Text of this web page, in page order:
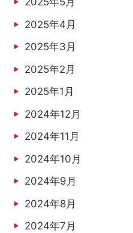
2025年4月
2025年3月
2025年2月
2025年1月
2024年12月
2024年11月
2024年10月
2024年9月
2024年8月
2024年7月